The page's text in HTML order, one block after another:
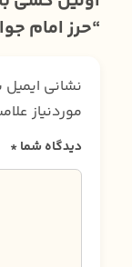
“حرز امام
نشانی
موردنیاز
دیدگاه شما*